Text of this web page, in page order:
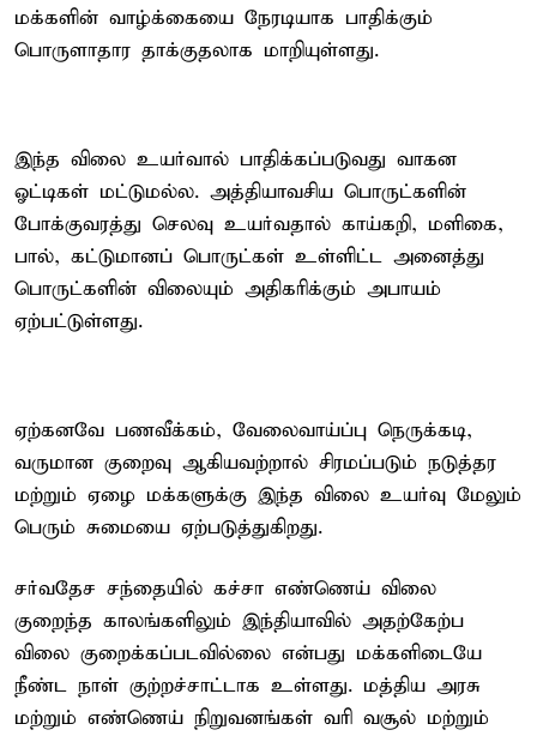
மக்களின் வாழ்க்கையை நேரடியாக பாதிக்கும்
பொருளாதார தாக்குதலாக மாறியுள்ளது.
இந்த விலை உயர்வால் பாதிக்கப்படுவது வாகன
ஓட்டிகள் மட்டுமல்ல. அத்தியாவசிய பொருட்களின்
போக்குவரத்து செலவு உயர்வதால் காய்கறி, மளிகை,
பால், கட்டுமானப் பொருட்கள் உள்ளிட்ட அனைத்து
பொருட்களின் விலையும் அதிகரிக்கும் அபாயம்
ஏற்பட்டுள்ளது.
ஏற்கனவே பணவீக்கம், வேலைவாய்ப்பு நெருக்கடி,
வருமான குறைவு ஆகியவற்றால் சிரமப்படும் நடுத்தர
மற்றும் ஏழை மக்களுக்கு இந்த விலை உயர்வு மேலும்
பெரும் சுமையை ஏற்படுத்துகிறது.
சர்வதேச சந்தையில் கச்சா எண்ணெய் விலை
குறைந்த காலங்களிலும் இந்தியாவில் அதற்கேற்ப
விலை குறைக்கப்படவில்லை என்பது மக்களிடையே
நீண்ட நாள் குற்றச்சாட்டாக உள்ளது. மத்திய அரசு
மற்றும் எண்ணெய் நிறுவனங்கள் வரி வசூல் மற்றும்